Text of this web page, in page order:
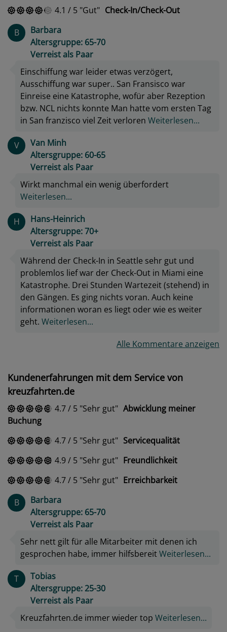
4.1 / 5 Gut
Check-In/Check-Out
B
Barbara
Altersgruppe: 65-70
Verreist als Paar
Einschiffung war leider etwas verzögert,
Ausschiffung war super.. San Fransisco war
Einreise eine Katastrophe, wofür aber Rezeption
bzw. NCL nichts konnte Man hatte vom ersten Tag
in San franzisco viel Zeit verloren Weiterlesen...
V
Van Minh
Altersgruppe: 60-65
Verreist als Paar
Wirkt manchmal ein wenig überfordert
Weiterlesen...
H
Hans-Heinrich
Altersgruppe: 70+
Verreist als Paar
Während der Check-In in Seattle sehr gut und
problemlos lief war der Check-Out in Miami eine
Katastrophe. Drei Stunden Wartezeit (stehend) in
den Gängen. Es ging nichts voran. Auch keine
informationen woran es liegt oder wie es weiter
geht. Weiterlesen...
Alle Kommentare anzeigen
Kundenerfahrungen mit dem Service von
kreuzfahrten.de
4.7/ 5 Sehr gut
Abwicklung meiner
Buchung
4.7/ 5 Sehr gut
Servicequalität
4.9/ 5 Sehr gut
Freundlichkeit
4.7/ 5 Sehr gut
Erreichbarkeit
B
Barbara
Altersgruppe: 65-70
Verreist als Paar
Sehr nett gilt für alle Mitarbeiter mit denen ich
gesprochen habe, immer hilfsbereitWeiterlesen...
T
Tobias
Altersgruppe: 25-30
Verreist als Paar
Kreuzfahrten.de immer wieder top Weiterlesen...